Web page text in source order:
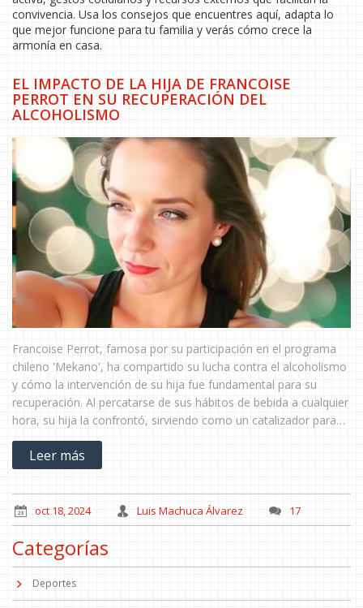
convivencia. Usa los consejos que encuentres aquí, adapta lo
que mejor funcione para tu familia y verás cómo crece la
armonía en casa.
EL IMPACTO DE LA HIJA DE FRANCOISE
PERROT EN SU RECUPERACIÓN DEL
ALCOHOLISMO
Francoise Perrot, famosa por su participación en el programa
chileno 'Mekano', ha compartido su lucha contra el alcoholismo
y cómo la intervención de su hija fue fundamental para su
recuperación. Al percatarse de sus hábitos de bebida a cualquier
hora, su hija la confrontó, sirviendo como un catalizador para
que Perrot buscara ayuda profesional. Esta historia resalta la
importancia del apoyo familiar en la superación de adicciones.
Leer más
oct 18, 2024 Luis Machuca Álvarez 17
Categorías
Deportes